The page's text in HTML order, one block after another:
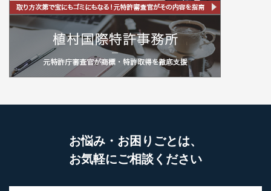
お悩み・お困りごとは、
お気軽にご相談ください